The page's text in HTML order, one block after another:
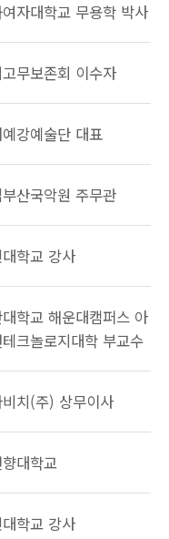
여자대학교 무용학 박사
무보존회 이수자
강예술단 대표
산국악원 주무관
학교 강사
학교 해운대캠퍼스 아
크놀로지대학 부교수
치(주) 상무이사
대학교
학교 강사